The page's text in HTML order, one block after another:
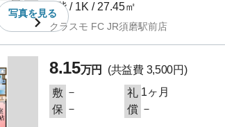
写真を見る
2階 / 1K / 27.45㎡
クラスモ FC JR須磨駅前店
8.15万円
(共益費 3,500円)
敷 － 礼 1ヶ月
保 － 償 －